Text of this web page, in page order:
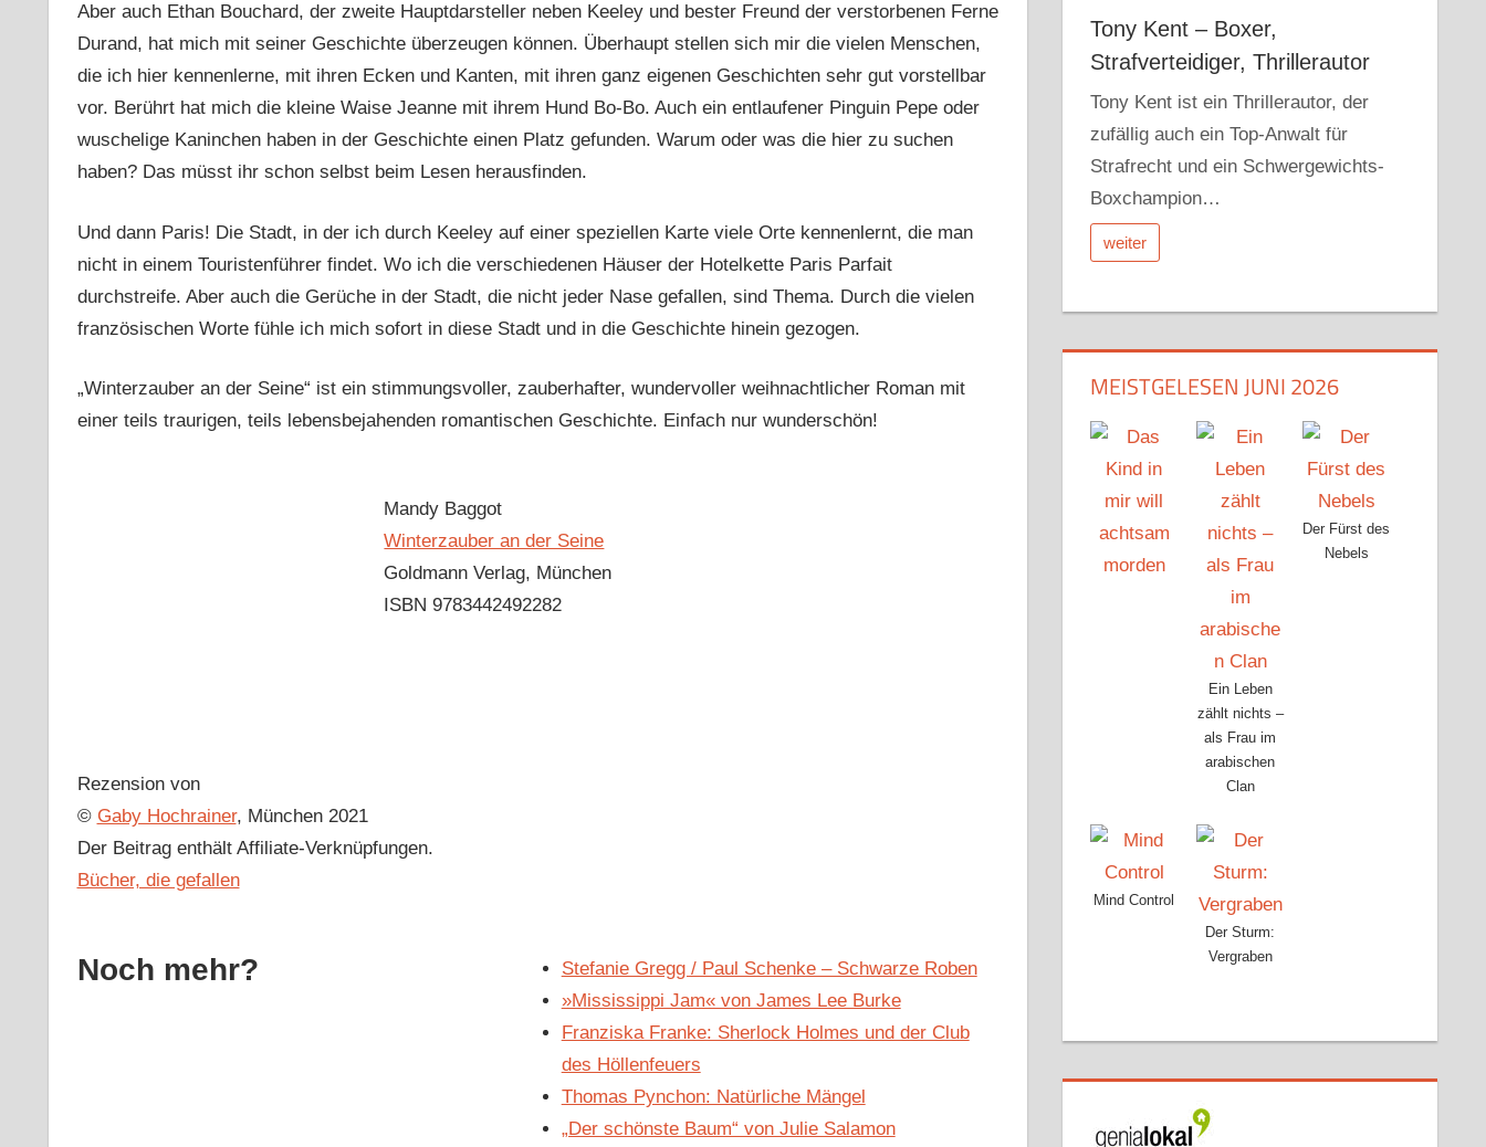
Aber auch Ethan Bouchard, der zweite Hauptdarsteller neben Keeley und bester Freund der verstorbenen Ferne
Durand, hat mich mit seiner Geschichte überzeugen können. Überhaupt stellen sich mir die vielen Menschen,
die ich hier kennenlerne, mit ihren Ecken und Kanten, mit ihren ganz eigenen Geschichten sehr gut vorstellbar
vor. Berührt hat mich die kleine Waise Jeanne mit ihrem Hund Bo-Bo. Auch ein entlaufener Pinguin Pepe oder
wuschelige Kaninchen haben in der Geschichte einen Platz gefunden. Warum oder was die hier zu suchen
haben? Das müsst ihr schon selbst beim Lesen herausfinden.
Und dann Paris! Die Stadt, in der ich durch Keeley auf einer speziellen Karte viele Orte kennenlernt, die man
nicht in einem Touristenführer findet. Wo ich die verschiedenen Häuser der Hotelkette Paris Parfait
durchstreife. Aber auch die Gerüche in der Stadt, die nicht jeder Nase gefallen, sind Thema. Durch die vielen
französischen Worte fühle ich mich sofort in diese Stadt und in die Geschichte hinein gezogen.
„Winterzauber an der Seine“ ist ein stimmungsvoller, zauberhafter, wundervoller weihnachtlicher Roman mit
einer teils traurigen, teils lebensbejahenden romantischen Geschichte. Einfach nur wunderschön!
Mandy Baggot
Winterzauber an der Seine
Goldmann Verlag, München
ISBN 9783442492282
Rezension von
© Gaby Hochrainer, München 2021
Der Beitrag enthält Affiliate-Verknüpfungen.
Bücher, die gefallen
Noch mehr?
Stefanie Gregg / Paul Schenke – Schwarze Roben
»Mississippi Jam« von James Lee Burke
Franziska Franke: Sherlock Holmes und der Club
des Höllenfeuers
Thomas Pynchon: Natürliche Mängel
„Der schönste Baum“ von Julie Salamon
Tony Kent – Boxer,
Strafverteidiger, Thrillerautor
Tony Kent ist ein Thrillerautor, der
zufällig auch ein Top-Anwalt für
Strafrecht und ein Schwergewichts-
Boxchampion…
weiter
MEISTGELESEN JUNI 2026
Ein Leben
zählt nichts –
als Frau im
arabischen
Clan
Der Fürst des
Nebels
Mind Control
Der Sturm:
Vergraben